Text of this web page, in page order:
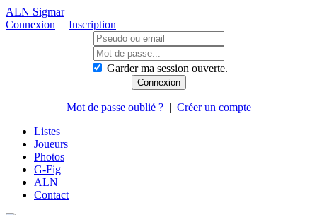
ALN Sigmar
Connexion | Inscription
Garder ma session ouverte.
Mot de passe oublié ?| Créer un compte
Listes
Joueurs
Photos
G-Fig
ALN
Contact